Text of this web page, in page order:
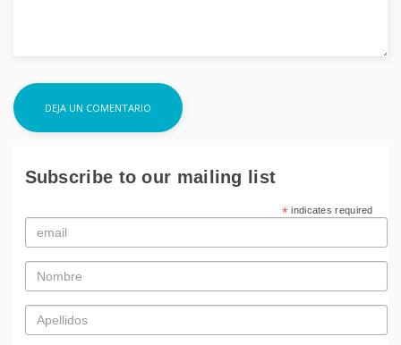
Subscribe to our mailing list
* indicates required
Email
*
Nombre
*
Apellidos
*